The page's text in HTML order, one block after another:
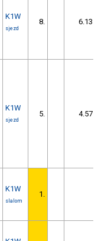
K1W
sjezd
8. 6.13
K1W
sjezd
5. 4.57
K1W
slalom
1.